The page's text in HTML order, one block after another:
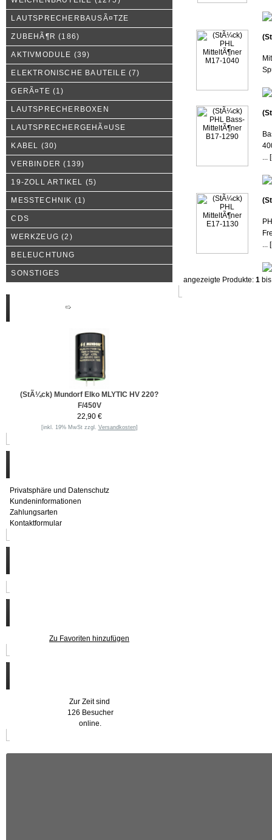
LAUTSPRECHERBAUSÃ¤TZE
ZUBEHÃ¶R (186)
AKTIVMODULE (39)
ELEKTRONISCHE BAUTEILE (7)
GERÃ¤TE (1)
LAUTSPRECHERBOXEN
LAUTSPRECHERGEHÃ¤USE
KABEL (30)
VERBINDER (139)
19-ZOLL ARTIKEL (5)
MESSTECHNIK (1)
CDS
WERKZEUG (2)
BELEUCHTUNG
SONSTIGES
(StÃ¼ck) Mundorf Elko MLYTIC HV 220?
F/450V
22,90 €
[inkl. 19% MwSt zzgl. Versandkosten]
Privatsphäre und Datenschutz
Kundeninformationen
Zahlungsarten
Kontaktformular
Zu Favoriten hinzufügen
Zur Zeit sind
126 Besucher
online.
...
...
angezeigte Produkte: 1